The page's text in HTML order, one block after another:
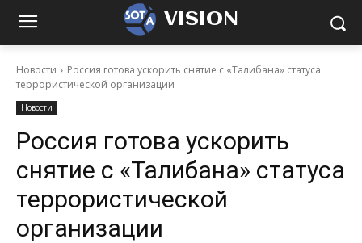
VISION
Новости
Россия готова ускорить снятие с «Талибана» статуса
террористической организации
Новости
Россия готова ускорить
снятие с «Талибана» статуса
террористической
организации